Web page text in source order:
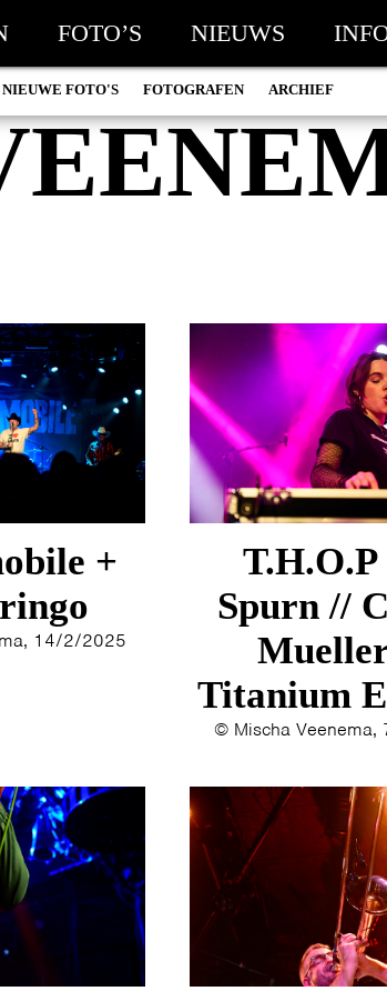
FOTO’S NIEUWS
NIEUWE FOTO'S FOTOGRAFEN
MARC DE KROSSE
SIMONE V/D HEIJDEN
PEER
SASKIA LUDDEN
ANNA HIEP
CASHMYRA ROZENDAAL
MARTSEN HUT
ARSEN TSKHAY
ERYN BOSMA
ELINE KAMMINGA
ARNOUD HEIKENS
ARCHIEF
2026
2025
2024
2018
2016
2015
2014
2012
2010
2009
2008
2004
2003
2000
+
14/2/2025
T.H.O.P
Spurn //
Titanium
© Mischa